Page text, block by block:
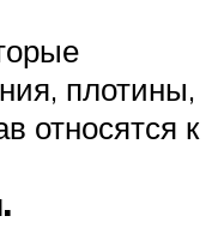
плотины,
относятся к